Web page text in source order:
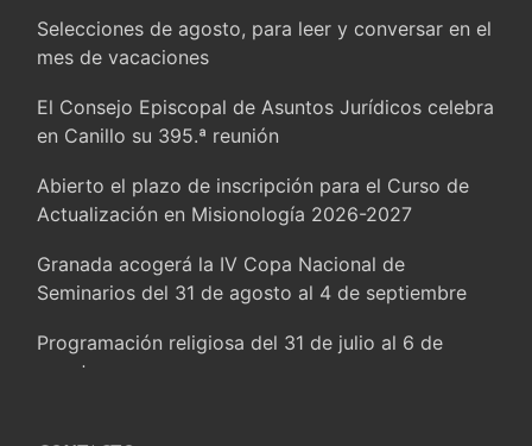
compromiso del cristiano”
La matanza de niños en Gaza no cesa: 300
muertos en 300 días
Tagle: La guerra desfigura el mundo, solo la
revelación de Dios lo transfigura
Presentada la Trienal de Arte de las Universidades
Católicas: «Exercises in Empathy»
Fortunatus Nwachukwu: la comunicación como
misión al servicio del Evangelio
Selecciones de agosto, para leer y conversar en el
mes de vacaciones
El Consejo Episcopal de Asuntos Jurídicos celebra
en Canillo su 395.ª reunión
Abierto el plazo de inscripción para el Curso de
Actualización en Misionología 2026-2027
Granada acogerá la IV Copa Nacional de
Seminarios del 31 de agosto al 4 de septiembre
Programación religiosa del 31 de julio al 6 de
agosto